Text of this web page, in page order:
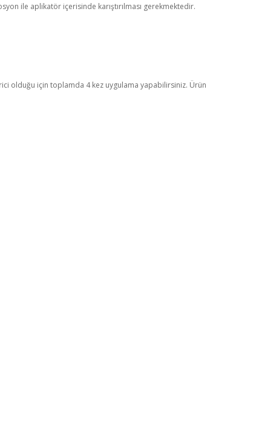
ile aplikatör içerisinde karıştırılması gerekmektedir.
olduğu için toplamda 4 kez uygulama yapabilirsiniz. Ürün